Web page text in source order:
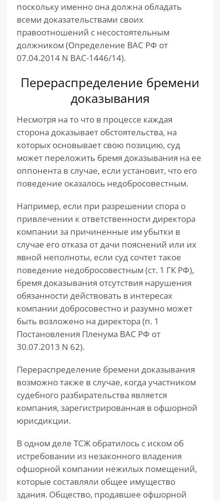
поскольку именно она должна обладать
всеми доказательствами своих
правоотношений с несостоятельным
должником (Определение ВАС РФ от
07.04.2014 N ВАС-1446/14).
Перераспределение бремени
доказывания
Несмотря на то что в процессе каждая
сторона доказывает обстоятельства, на
которых основывает свою позицию, суд
может переложить бремя доказывания на ее
оппонента в случае, если установит, что его
поведение оказалось недобросовестным.
Например, если при разрешении спора о
привлечении к ответственности директора
компании за причиненные им убытки в
случае его отказа от дачи пояснений или их
явной неполноты, если суд сочтет такое
поведение недобросовестным (ст. 1 ГК РФ),
бремя доказывания отсутствия нарушения
обязанности действовать в интересах
компании добросовестно и разумно может
быть возложено на директора (п. 1
Постановления Пленума ВАС РФ от
30.07.2013 N 62).
Перераспределение бремени доказывания
возможно также в случае, когда участником
судебного разбирательства является
компания, зарегистрированная в офшорной
юрисдикции.
В одном деле ТСЖ обратилось с иском об
истребовании из незаконного владения
офшорной компании нежилых помещений,
которые составляли общее имущество
здания. Общество, продавшее офшорной